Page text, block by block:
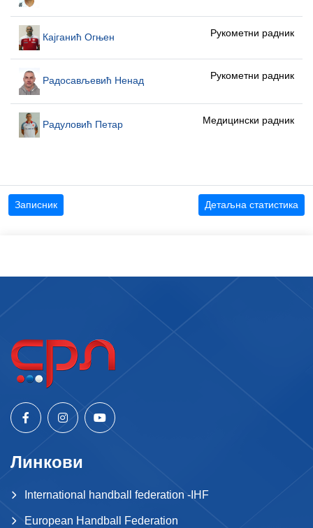
Кајганић Огњен Рукометни радник
Радосављевић Ненад Рукометни радник
Радуловић Петар Медицински радник
Записник Детаљна статистика
Линкови
International handball federation -IHF
European Handball Federation